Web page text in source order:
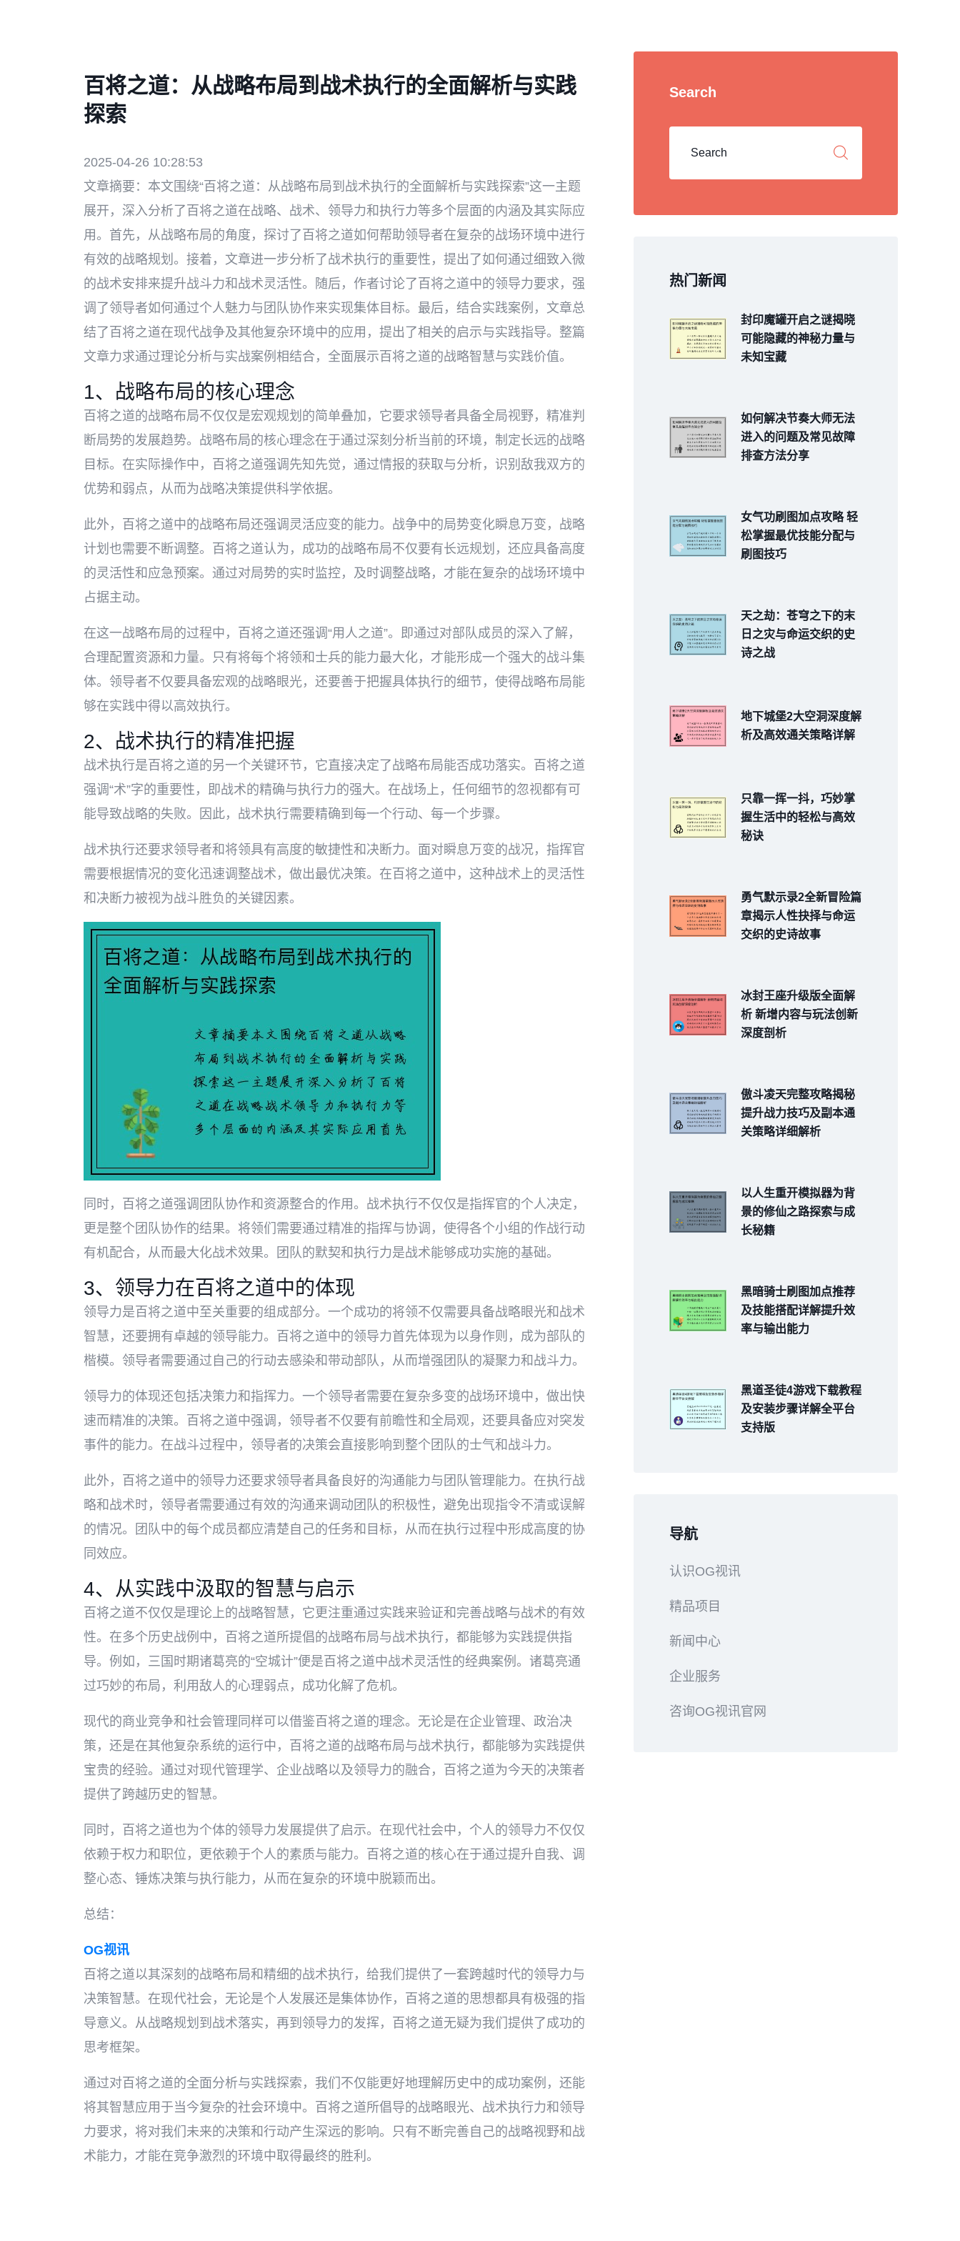
百将之道：从战略布局到战术执行的全面解析与实践
探索
2025-04-26 10:28:53
文章摘要：本文围绕“百将之道：从战略布局到战术执行的全面解析与实践探索”这一主题
展开，深入分析了百将之道在战略、战术、领导力和执行力等多个层面的内涵及其实际应
用。首先，从战略布局的角度，探讨了百将之道如何帮助领导者在复杂的战场环境中进行
有效的战略规划。接着，文章进一步分析了战术执行的重要性，提出了如何通过细致入微
的战术安排来提升战斗力和战术灵活性。随后，作者讨论了百将之道中的领导力要求，强
调了领导者如何通过个人魅力与团队协作来实现集体目标。最后，结合实践案例，文章总
结了百将之道在现代战争及其他复杂环境中的应用，提出了相关的启示与实践指导。整篇
文章力求通过理论分析与实战案例相结合，全面展示百将之道的战略智慧与实践价值。
1、战略布局的核心理念
百将之道的战略布局不仅仅是宏观规划的简单叠加，它要求领导者具备全局视野，精准判
断局势的发展趋势。战略布局的核心理念在于通过深刻分析当前的环境，制定长远的战略
目标。在实际操作中，百将之道强调先知先觉，通过情报的获取与分析，识别敌我双方的
优势和弱点，从而为战略决策提供科学依据。
此外，百将之道中的战略布局还强调灵活应变的能力。战争中的局势变化瞬息万变，战略
计划也需要不断调整。百将之道认为，成功的战略布局不仅要有长远规划，还应具备高度
的灵活性和应急预案。通过对局势的实时监控，及时调整战略，才能在复杂的战场环境中
占据主动。
在这一战略布局的过程中，百将之道还强调“用人之道”。即通过对部队成员的深入了解，
合理配置资源和力量。只有将每个将领和士兵的能力最大化，才能形成一个强大的战斗集
体。领导者不仅要具备宏观的战略眼光，还要善于把握具体执行的细节，使得战略布局能
够在实践中得以高效执行。
2、战术执行的精准把握
战术执行是百将之道的另一个关键环节，它直接决定了战略布局能否成功落实。百将之道
强调“术”字的重要性，即战术的精确与执行力的强大。在战场上，任何细节的忽视都有可
能导致战略的失败。因此，战术执行需要精确到每一个行动、每一个步骤。
战术执行还要求领导者和将领具有高度的敏捷性和决断力。面对瞬息万变的战况，指挥官
需要根据情况的变化迅速调整战术，做出最优决策。在百将之道中，这种战术上的灵活性
和决断力被视为战斗胜负的关键因素。
同时，百将之道强调团队协作和资源整合的作用。战术执行不仅仅是指挥官的个人决定，
更是整个团队协作的结果。将领们需要通过精准的指挥与协调，使得各个小组的作战行动
有机配合，从而最大化战术效果。团队的默契和执行力是战术能够成功实施的基础。
3、领导力在百将之道中的体现
领导力是百将之道中至关重要的组成部分。一个成功的将领不仅需要具备战略眼光和战术
智慧，还要拥有卓越的领导能力。百将之道中的领导力首先体现为以身作则，成为部队的
楷模。领导者需要通过自己的行动去感染和带动部队，从而增强团队的凝聚力和战斗力。
领导力的体现还包括决策力和指挥力。一个领导者需要在复杂多变的战场环境中，做出快
速而精准的决策。百将之道中强调，领导者不仅要有前瞻性和全局观，还要具备应对突发
事件的能力。在战斗过程中，领导者的决策会直接影响到整个团队的士气和战斗力。
此外，百将之道中的领导力还要求领导者具备良好的沟通能力与团队管理能力。在执行战
略和战术时，领导者需要通过有效的沟通来调动团队的积极性，避免出现指令不清或误解
的情况。团队中的每个成员都应清楚自己的任务和目标，从而在执行过程中形成高度的协
同效应。
4、从实践中汲取的智慧与启示
百将之道不仅仅是理论上的战略智慧，它更注重通过实践来验证和完善战略与战术的有效
性。在多个历史战例中，百将之道所提倡的战略布局与战术执行，都能够为实践提供指
导。例如，三国时期诸葛亮的“空城计”便是百将之道中战术灵活性的经典案例。诸葛亮通
过巧妙的布局，利用敌人的心理弱点，成功化解了危机。
现代的商业竞争和社会管理同样可以借鉴百将之道的理念。无论是在企业管理、政治决
策，还是在其他复杂系统的运行中，百将之道的战略布局与战术执行，都能够为实践提供
宝贵的经验。通过对现代管理学、企业战略以及领导力的融合，百将之道为今天的决策者
提供了跨越历史的智慧。
同时，百将之道也为个体的领导力发展提供了启示。在现代社会中，个人的领导力不仅仅
依赖于权力和职位，更依赖于个人的素质与能力。百将之道的核心在于通过提升自我、调
整心态、锤炼决策与执行能力，从而在复杂的环境中脱颖而出。
总结：
OG视讯
百将之道以其深刻的战略布局和精细的战术执行，给我们提供了一套跨越时代的领导力与
决策智慧。在现代社会，无论是个人发展还是集体协作，百将之道的思想都具有极强的指
导意义。从战略规划到战术落实，再到领导力的发挥，百将之道无疑为我们提供了成功的
思考框架。
通过对百将之道的全面分析与实践探索，我们不仅能更好地理解历史中的成功案例，还能
将其智慧应用于当今复杂的社会环境中。百将之道所倡导的战略眼光、战术执行力和领导
力要求，将对我们未来的决策和行动产生深远的影响。只有不断完善自己的战略视野和战
术能力，才能在竞争激烈的环境中取得最终的胜利。
Search
热门新闻
封印魔罐开启之谜揭晓
可能隐藏的神秘力量与
未知宝藏
如何解决节奏大师无法
进入的问题及常见故障
排查方法分享
女气功刷图加点攻略 轻
松掌握最优技能分配与
刷图技巧
天之劫：苍穹之下的末
日之灾与命运交织的史
诗之战
地下城堡2大空洞深度解
析及高效通关策略详解
只靠一挥一抖，巧妙掌
握生活中的轻松与高效
秘诀
勇气默示录2全新冒险篇
章揭示人性抉择与命运
交织的史诗故事
冰封王座升级版全面解
析 新增内容与玩法创新
深度剖析
傲斗凌天完整攻略揭秘
提升战力技巧及副本通
关策略详细解析
以人生重开模拟器为背
景的修仙之路探索与成
长秘籍
黑暗骑士刷图加点推荐
及技能搭配详解提升效
率与输出能力
黑道圣徒4游戏下载教程
及安装步骤详解全平台
支持版
导航
认识OG视讯
精品项目
新闻中心
企业服务
咨询OG视讯官网